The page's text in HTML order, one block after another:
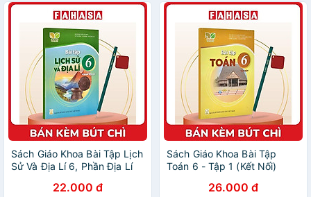
Sách Giáo Khoa Bài Tập Lịch
Sử Và Địa Lí 6, Phần Địa Lí
22.000 đ
Sách Giáo Khoa Bài Tập
Toán 6 - Tập 1 (Kết Nối)
26.000 đ